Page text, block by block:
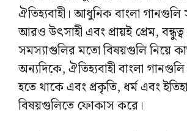
ঐতিহ্যবাহী। আধুনিক বাংলা গানগুলি
আরও উৎসাহী এবং প্রায়ই প্রেম,
সমস্যাগুলির মতো বিষয়গুলি নিয়ে
অন্যদিকে, ঐতিহ্যবাহী বাংলা
হতে থাকে এবং প্রকৃতি, ধর্ম এবং
বিষয়গুলিতে ফোকাস করে।